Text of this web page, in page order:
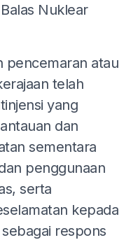
Nuklear
pencemaran atau
telah
yang
dan
sementara
penggunaan
serta
kepada
respons